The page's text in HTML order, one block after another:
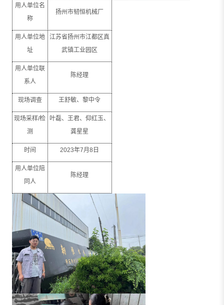
用人单位名
称
扬州市韧恒机械厂
用人单位地
址
江苏省扬州市江都区真
武镇工业园区
用人单位联
系人
陈经理
现场调查 王舒敏、黎中令
现场采样/检
测
叶磊、王君、仰红玉、
龚星星
时间 2023年7月8 日
用人单位陪
同人
陈经理